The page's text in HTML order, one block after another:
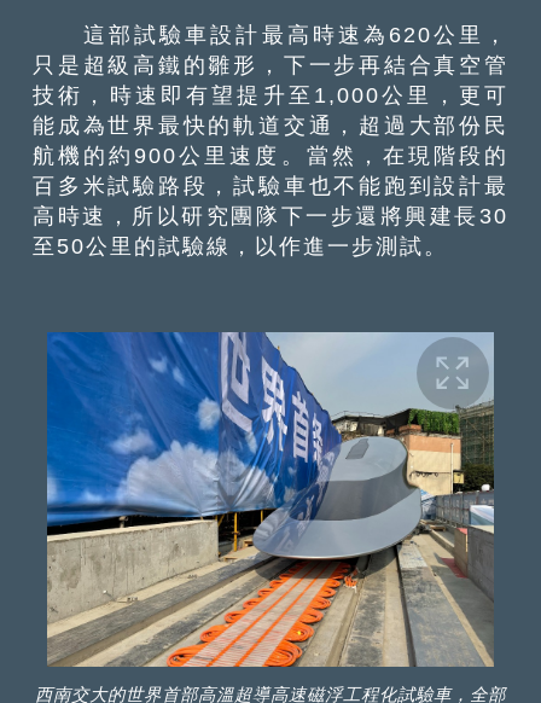
這部試驗車設計最高時速為620公里，
只是超級高鐵的雛形，下一步再結合真空管
技術，時速即有望提升至1,000公里，更可
能成為世界最快的軌道交通，超過大部份民
航機的約900公里速度。當然，在現階段的
百多米試驗路段，試驗車也不能跑到設計最
高時速，所以研究團隊下一步還將興建長30
至50公里的試驗線，以作進一步測試。
西南交大的世界首部高溫超導高速磁浮工程化試驗車，全部